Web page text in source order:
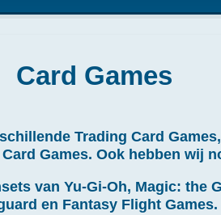
Card Games
Trading Card
Games. Ook hebben wij
van Yu-Gi-Oh, Magic: the
en Fantasy Flight Games.